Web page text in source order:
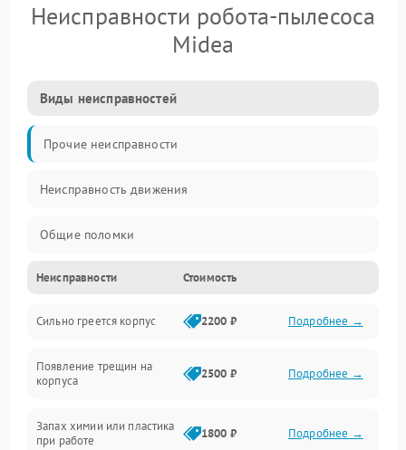
Неисправности робота-пылесоса
Midea
Виды неисправностей
Прочие неисправности
Неисправность движения
Общие поломки
Неисправность датчиков
Неисправность программного обеспечения
Проблемы с сигналом
Неисправности Стоимость
Сильно греется корпус 2200 ₽ Подробнее →
Появление трещин на
корпуса
2500 ₽ Подробнее →
Запах химии или пластика
при работе
1800 ₽ Подробнее →